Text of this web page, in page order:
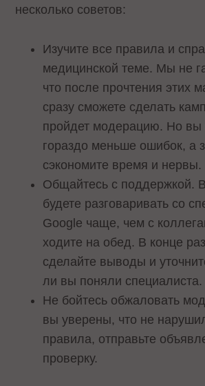
несколько советов:
Изучите все правила и
медицинской теме. Мы не
что после прочтения этих
сразу сможете сделать
пройдет модерацию. Но вы
гораздо меньше ошибок, а
сэкономите время и нервы.
Общайтесь с поддержкой.
будете разговаривать со
Google чаще, чем с
ходите на обед. В конце
сделайте выводы и
ли вы поняли специалиста.
Не бойтесь обжаловать
вы уверены, что не
правила, отправьте
проверку.